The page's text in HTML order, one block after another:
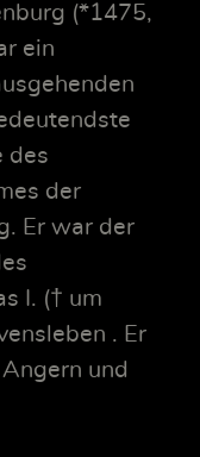
(*1475,
ein
des
der
Er war der
I. († um
. Er
und